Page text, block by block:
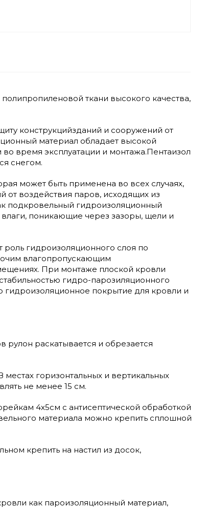
ткани высокого качества,
конструкцийзданий и сооружений от
материал обладает высокой
время эксплуатации и монтажа.Пентаизол
снегом.
может быть применена во всех случаях,
от воздействия паров, исходящих из
подкровельный гидроизоляционный
поникающие через зазоры, щели и
гидроизоляционного слоя по
влагопропускающим
При монтаже плоской кровли
гидро-парозиляционного
гидроизоляционное покрытие для кровли и
раскатывается и обрезается
горизонтальных и вертикальных
не менее 15 см.
4х5см с антисептической обработкой
материала можно крепить сплошной
крепить на настил из досок,
как пароизоляционный материал,